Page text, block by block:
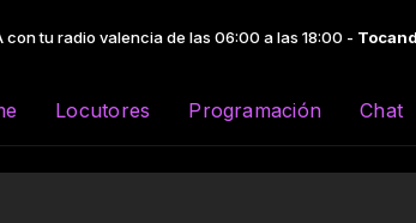
de las 06:00 a las 18:00 - Tocando ahora: owlh -
Locutores Programación Chat